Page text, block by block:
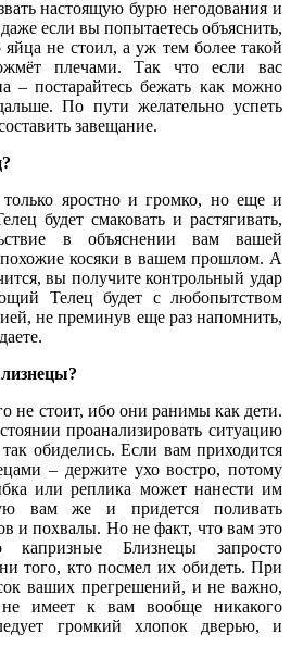
настоящую бурю негодования и
даже если вы попытаетесь объяснить,
яйца не стоил, а уж тем более такой
плечами.Так что если
вас
–постарайтесь бежать как можно
.По пути желательно успеть
завещание.
только яростно и громко, но еще и
будет смаковать и растягивать,
в объяснении вам
вашей
похожие косяки в вашем прошлом. А
,вы получите контрольный удар
Телец будет с любопытством
, не преминув еще раз напомнить,
.
не стоит, ибо они ранимы как дети.
проанализировать ситуацию
так обиделись.Если вам приходится
– держите ухо востро, потому
или реплика может нанести им
вам же и придется
поливать
и похвалы. Но не факт, что вам это
капризные Близнецы
запросто
того, кто посмел их обидеть.При
ваших прегрешений, и не важно,
не имеет к вам вообще
никакого
громкий хлопок дверью,и